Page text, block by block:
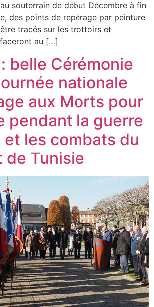
souterrain de début Décembre à fin
des points de repérage par peinture
tracés sur les trottoirs et
au […]
belle Cérémonie
nationale
aux Morts pour
pendant la guerre
et les combats du
de Tunisie